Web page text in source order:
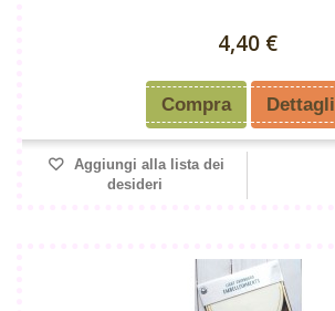
4,40 €
Compra Dettagli
Aggiungi alla lista dei
desideri